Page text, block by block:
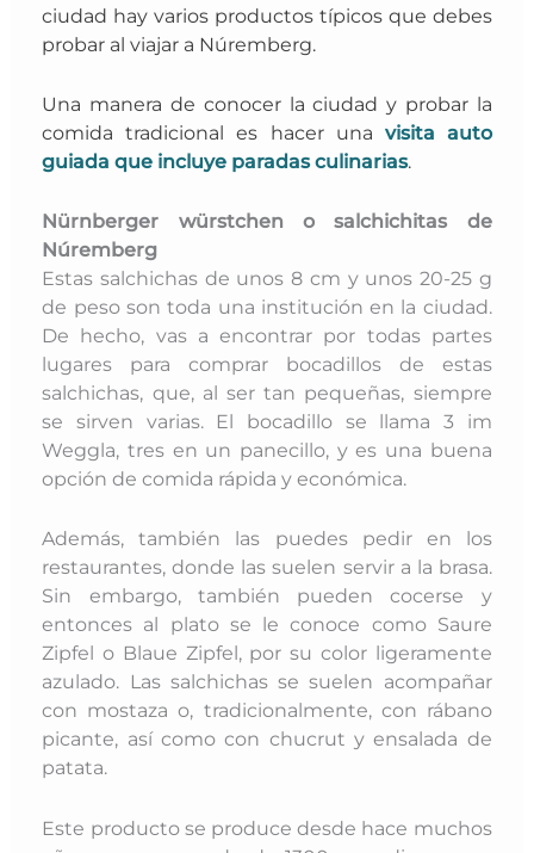
ciudad hay varios productos típicos que debes
probar al viajar a Núremberg.
Una manera de conocer la ciudad y probar la
comida tradicional es hacer una visita auto
guiada que incluye paradas culinarias.
Nürnberger würstchen o salchichitas de
Núremberg
Estas salchichas de unos 8 cm y unos 20-25 g
de peso son toda una institución en la ciudad.
De hecho, vas a encontrar por todas partes
lugares para comprar bocadillos de estas
salchichas, que, al ser tan pequeñas, siempre
se sirven varias. El bocadillo se llama 3 im
Weggla, tres en un panecillo, y es una buena
opción de comida rápida y económica.
Además, también las puedes pedir en los
restaurantes, donde las suelen servir a la brasa.
Sin embargo, también pueden cocerse y
entonces al plato se le conoce como Saure
Zipfel o Blaue Zipfel, por su color ligeramente
azulado. Las salchichas se suelen acompañar
con mostaza o, tradicionalmente, con rábano
picante, así como con chucrut y ensalada de
patata.
Este producto se produce desde hace muchos